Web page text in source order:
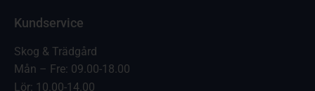
Kundservice
Skog & Trädgård
Mån – Fre: 09.00-18.00
Lör: 10.00-14.00